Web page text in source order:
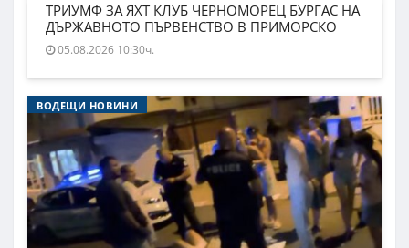
ТРИУМФ ЗА ЯХТ КЛУБ ЧЕРНОМОРЕЦ БУРГАС НА
ДЪРЖАВНОТО ПЪРВЕНСТВО В ПРИМОРСКО
05.08.2026 10:30ч.
ВОДЕЩИ НОВИНИ